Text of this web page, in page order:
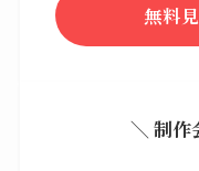
無料
＼ 制作